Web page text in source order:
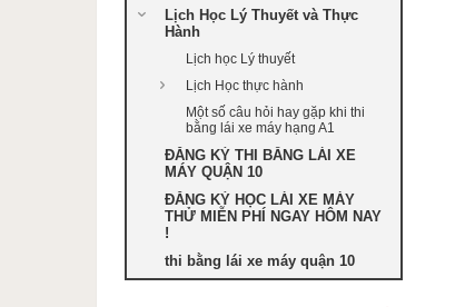
Lịch Học Lý Thuyết và Thực
Hành
Lịch học Lý thuyết
Lịch Học thực hành
Một số câu hỏi hay gặp khi thi
bằng lái xe máy hạng A1
ĐĂNG KÝ THI BẰNG LÁI XE
MÁY QUẬN 10
ĐĂNG KÝ HỌC LÁI XE MÁY
THỬ MIỄN PHÍ NGAY HÔM NAY
!
thi bằng lái xe máy quận 10